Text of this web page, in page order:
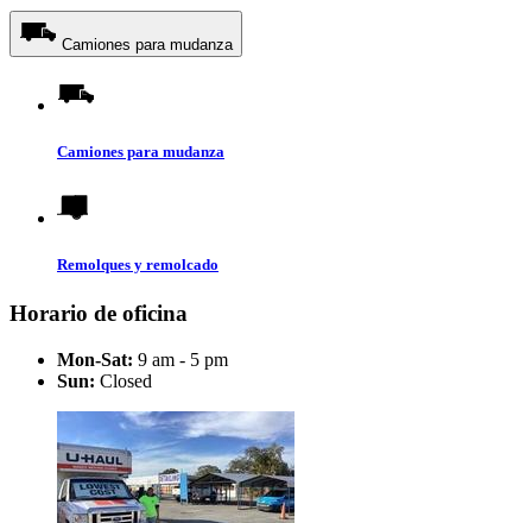
Camiones para mudanza
Camiones para mudanza
Remolques y remolcado
Horario de oficina
Mon-Sat: 9 am - 5 pm
Sun: Closed